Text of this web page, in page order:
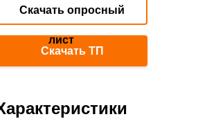
Скачать опросный
лист
Скачать ТП